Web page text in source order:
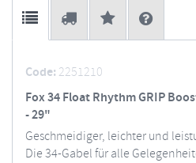
Code: 2251210
Fox 34 Float Rhythm GRIP
- 29"
Geschmeidiger, leichter und
Die 34-Gabel für alle